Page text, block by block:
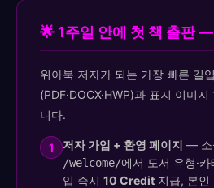
🌟 1주일 안에 첫 책 출판
위아북 저자가 되는 가장 빠른 길
(PDF·DOCX·HWP)과 표지 이미
니다.
1 저자 가입 + 환영 페이지 — 소
/welcome/에서 도서 유형·
입 즉시 10 Credit 지급, 본인